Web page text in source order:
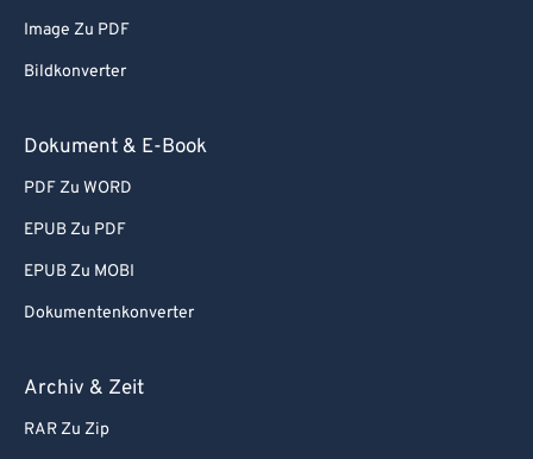
Image Zu PDF
Bildkonverter
Dokument & E-Book
PDF Zu WORD
EPUB Zu PDF
EPUB Zu MOBI
Dokumentenkonverter
Archiv & Zeit
RAR Zu Zip